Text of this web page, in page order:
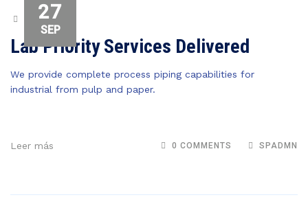
27
SEP
SCIENTIFIC
Lab Priority Services Delivered
We provide complete process piping capabilities for
industrial from pulp and paper.
Leer más 0 COMMENTS SPADMN